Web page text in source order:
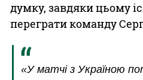
думку, завдяки цьому
переграти команду
«У матчі з Україною